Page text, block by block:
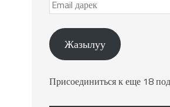
Жазылуу
Присоединиться к еще 18